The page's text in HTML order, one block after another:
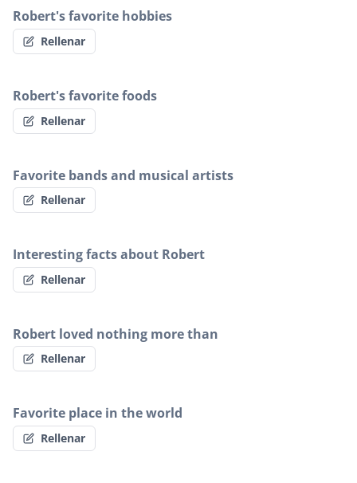
Robert's favorite hobbies
Rellenar
Robert's favorite foods
Rellenar
Favorite bands and musical artists
Rellenar
Interesting facts about Robert
Rellenar
Robert loved nothing more than
Rellenar
Favorite place in the world
Rellenar